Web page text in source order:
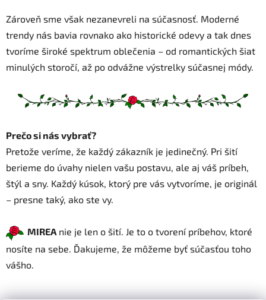
Zároveň sme však nezanevreli na súčasnosť. Moderné
trendy nás bavia rovnako ako historické odevy a tak dnes
tvoríme široké spektrum oblečenia – od romantických šiat
minulých storočí, až po odvážne výstrelky súčasnej módy.
Prečo si nás vybrať?
Pretože veríme, že každý zákazník je jedinečný. Pri šití
berieme do úvahy nielen vašu postavu, ale aj váš príbeh,
štýl a sny. Každý kúsok, ktorý pre vás vytvoríme, je originál
– presne taký, ako ste vy.
MIREA nie je len o šití. Je to o tvorení príbehov, ktoré
nosíte na sebe. Ďakujeme, že môžeme byť súčasťou toho
vášho.